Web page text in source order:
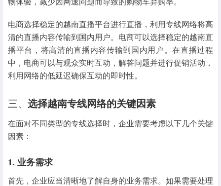
物体验，减少因网速问题而导致的购物车弃购率。
电商选择稳定的越南直播平台进行直播，利用专线网络将高
清的直播内容传输到国内用户。电商可以选择稳定的越南直
播平台，将高清的直播内容传输到国内用户。在直播过程
中，电商可以与观众实时互动，解答问题并进行促销活动，
利用网络的低延迟确保互动的即时性。
三、 选择越南专线网络的关键因素
在面对不同类型的专线选择时，企业需要考虑以下几个关键
因素：
1. 业务需求
首先，企业应当清晰地了解自身的业务需求。如果需要处理